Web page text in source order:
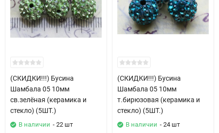
(СКИДКИ!!!) Бусина
Шамбала 05 10мм
св.зелёная (керамика и
стекло) (5ШТ.)
В наличии - 22 шт
(СКИДКИ!!!) Бусина
Шамбала 05 10мм
т.бирюзовая (керамика и
стекло) (5ШТ.)
В наличии - 24 шт